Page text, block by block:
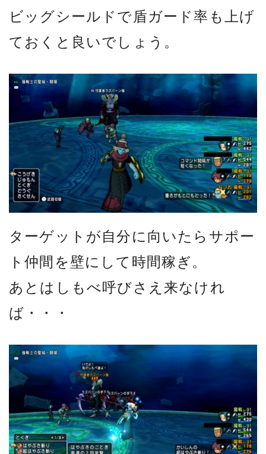
ビッグシールドで盾ガード率も上げ
ておくと良いでしょう。
ターゲットが自分に向いたらサポー
ト仲間を壁にして時間稼ぎ。
あとはしもべ呼びさえ来なけれ
ば・・・